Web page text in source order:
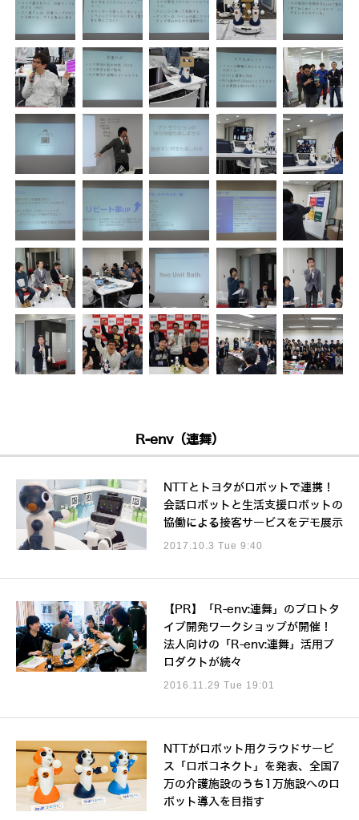
R-env（連舞）
NTTとトヨタがロボットで連携！
会話ロボットと生活支援ロボットの
協働による接客サービスをデモ展示
2017.10.3 Tue 9:40
【PR】「R-env:連舞」のプロトタ
イプ開発ワークショップが開催！
法人向けの「R-env:連舞」活用プ
ロダクトが続々
2016.11.29 Tue 19:01
NTTがロボット用クラウドサービ
ス「ロボコネクト」を発表、全国7
万の介護施設のうち1万施設へのロ
ボット導入を目指す